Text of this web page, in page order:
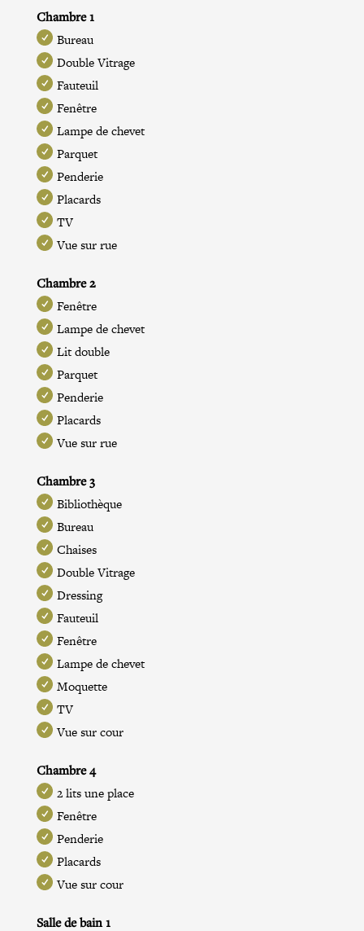
Chambre 1
Bureau
Double Vitrage
Fauteuil
Fenêtre
Lampe de chevet
Parquet
Penderie
Placards
TV
Vue sur rue
Chambre 2
Fenêtre
Lampe de chevet
Lit double
Parquet
Penderie
Placards
Vue sur rue
Chambre 3
Bibliothèque
Bureau
Chaises
Double Vitrage
Dressing
Fauteuil
Fenêtre
Lampe de chevet
Moquette
TV
Vue sur cour
Chambre 4
2 lits une place
Fenêtre
Penderie
Placards
Vue sur cour
Salle de bain 1